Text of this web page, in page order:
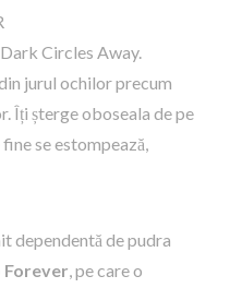
Circles Away.
jurul ochilor precum
Îți șterge oboseala de pe
se estompează,
dependentă de pudra
Forever , pe care o